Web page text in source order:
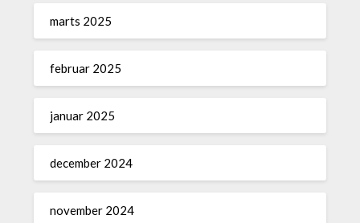
marts 2025
februar 2025
januar 2025
december 2024
november 2024